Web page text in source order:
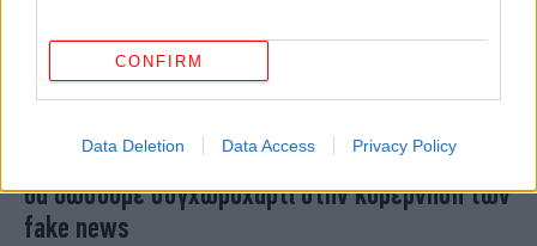
CONFIRM
Data Deletion Data Access Privacy Policy
Τσουκαλάς για το «Athens Alitheia Forum»: Δεν
θα δώσουμε συγχωροχάρτι στην κυβέρνηση των
fake news